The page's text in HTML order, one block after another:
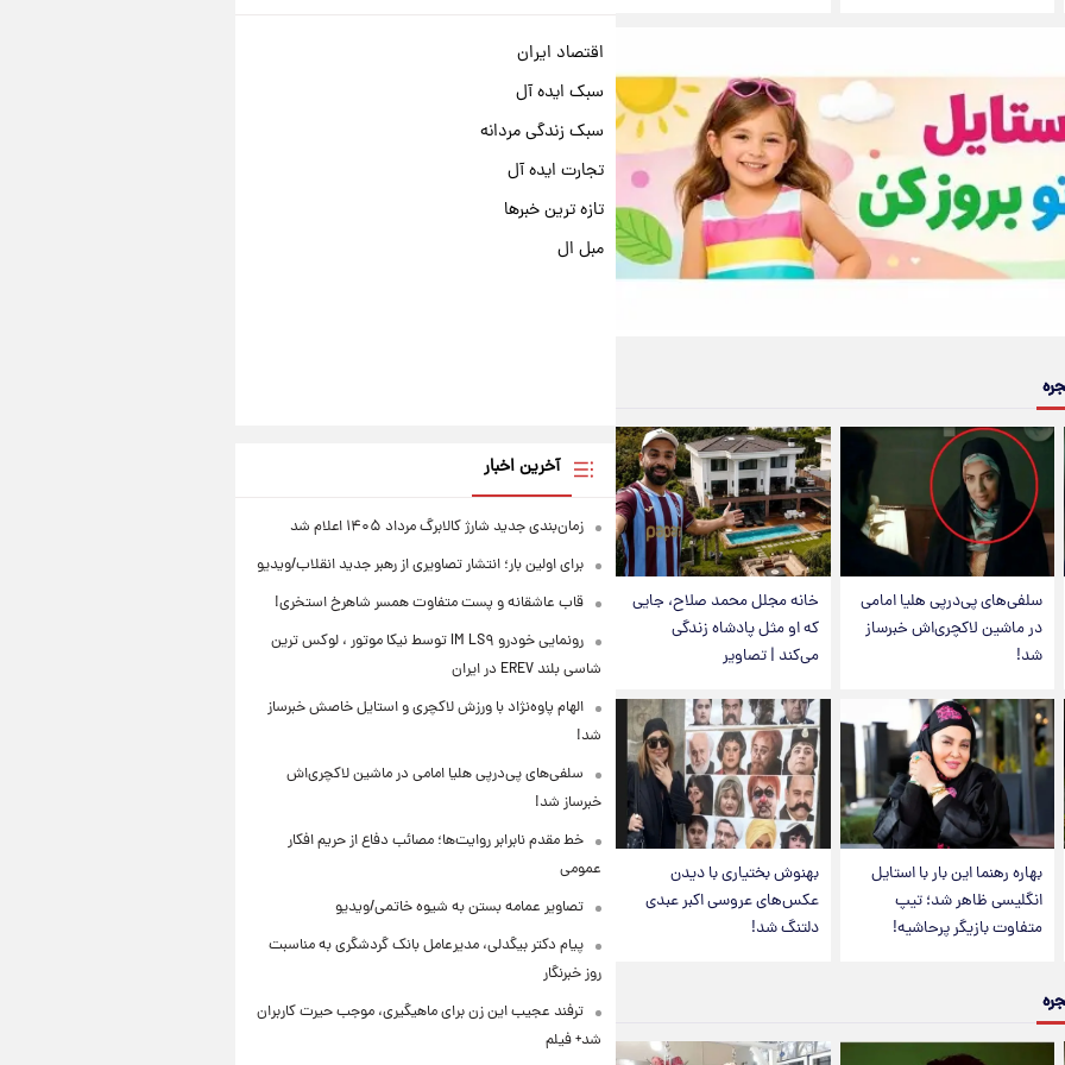
سلفی‌های پی‌درپی هلیا امامی
در ماشین لاکچری‌اش خبرساز
شد!
خانه مجلل محمد صلاح، جایی
که او مثل پادشاه زندگی
می‌کند | تصاویر
بهاره رهنما این بار با استایل
انگلیسی ظاهر شد؛ تیپ
متفاوت بازیگر پرحاشیه!
بهنوش بختیاری با دیدن
عکس‌های عروسی اکبر عبدی
دلتنگ شد!
اقتصاد ایران
سبک ایده آل
سبک زندگی مردانه
تجارت ایده آل
تازه ترین خبرها
مبل ال
آخرین اخبار
زمان‌بندی جدید شارژ کالابرگ مرداد ۱۴۰۵ اعلام شد
برای اولین بار؛ انتشار تصاویری از رهبر جدید انقلاب/ویدیو
قاب عاشقانه و پست متفاوت همسر شاهرخ استخری!
رونمایی خودرو IM LS۹ توسط نیکا موتور ، لوکس ترین
شاسی بلند EREV در ایران
الهام پاوه‌نژاد با ورزش لاکچری و استایل خاصش خبرساز
شد!
سلفی‌های پی‌درپی هلیا امامی در ماشین لاکچری‌اش
خبرساز شد!
خط مقدم نابرابر روایت‌ها؛ مصائب دفاع از حریم افکار
عمومی
تصاویر عمامه بستن به شیوه خاتمی/ویدیو
پیام دکتر بیگدلی، مدیرعامل بانک گردشگری به مناسبت
روز خبرنگار
ترفند عجیب این زن برای ماهیگیری، موجب حیرت کاربران
شد+ فیلم